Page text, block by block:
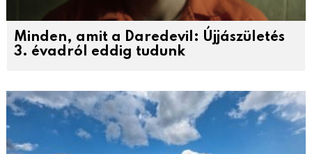
Minden, amit a Daredevil: Újjászületés
3. évadról eddig tudunk